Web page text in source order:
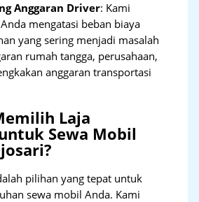
Anggaran Driver: Kami
mengatasi beban biaya
yang sering menjadi masalah
rumah tangga, perusahaan,
anggaran transportasi
Laja
Sewa Mobil
pilihan yang tepat untuk
sewa mobil Anda. Kami